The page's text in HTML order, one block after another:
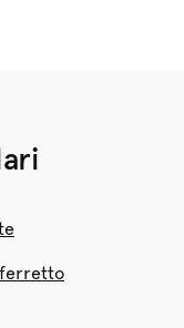
ferretto